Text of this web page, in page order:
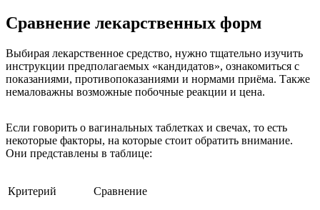
Сравнение лекарственных форм
Выбирая лекарственное средство, нужно тщательно изучить
инструкции предполагаемых «кандидатов», ознакомиться с
показаниями, противопоказаниями и нормами приёма. Также
немаловажны возможные побочные реакции и цена.
Если говорить о вагинальных таблетках и свечах, то есть
некоторые факторы, на которые стоит обратить внимание.
Они представлены в таблице:
Критерий Сравнение